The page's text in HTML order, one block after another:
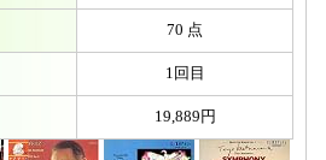
70 点
1回目
19,889円